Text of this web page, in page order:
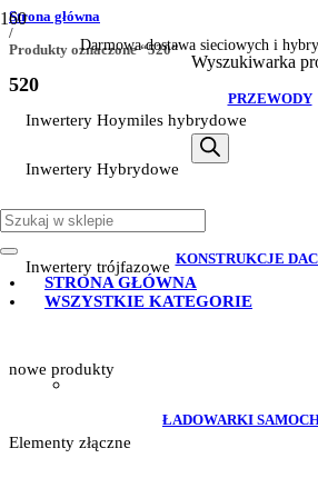
Darmowa dostawa sieciowych i
Wyszukiwarka
PRZEWODY
KONSTRUKCJE
ŁADOWARKI
STRONA GŁÓWNA
WSZYSTKIE KATEGORIE
Strona główna
/
Produkty oznaczone “520”
520
Inwertery Hoymiles hybrydowe
Inwertery Hybrydowe
Inwertery Sofar
Inwertery trójfazowe
nowe produkty
Elementy złączne